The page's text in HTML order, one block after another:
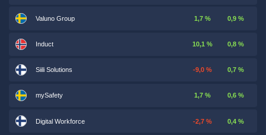
Valuno Group 1,7 % 0,9 %
Induct 10,1 % 0,8 %
Siili Solutions -9,0 % 0,7 %
mySafety 1,7 % 0,6 %
Digital Workforce -2,7 % 0,4 %